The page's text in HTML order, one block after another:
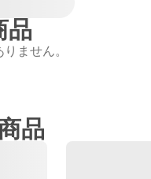
品
ません。
品